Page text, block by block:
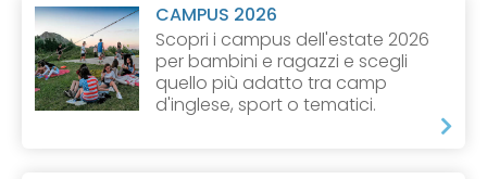
CAMPUS 2026
Scopri i campus dell'estate 2026
per bambini e ragazzi e scegli
quello più adatto tra camp
d'inglese, sport o tematici.